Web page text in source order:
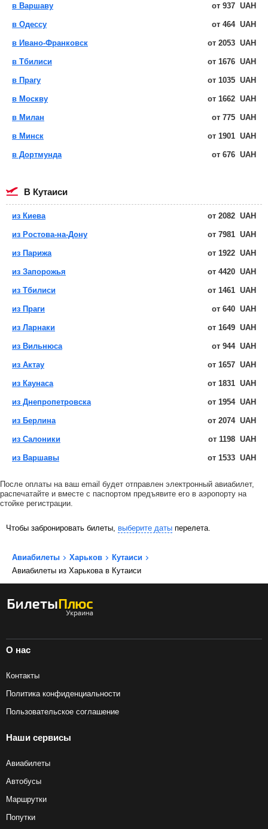
в Варшаву от 937 UAH
в Одессу от 464 UAH
в Ивано-Франковск от 2053 UAH
в Тбилиси от 1676 UAH
в Прагу от 1035 UAH
в Москву от 1662 UAH
в Милан от 775 UAH
в Минск от 1901 UAH
в Дортмунда от 676 UAH
в Кутаиси
из Киева от 2082 UAH
из Ростова-на-Дону от 7981 UAH
из Парижа от 1922 UAH
из Запорожья от 4420 UAH
из Тбилиси от 1461 UAH
из Праги от 640 UAH
из Ларнаки от 1649 UAH
из Вильнюса от 944 UAH
из Актау от 1657 UAH
из Каунаса от 1831 UAH
из Днепропетровска от 1954 UAH
из Берлина от 2074 UAH
из Салоники от 1198 UAH
из Варшавы от 1533 UAH
После оплаты на ваш email будет отправлен электронный авиабилет,
распечатайте и вместе с паспортом предъявите его в аэропорту на
стойке регистрации.
Чтобы забронировать билеты, выберите даты перелета.
Авиабилеты Харьков
Кутаиси
Авиабилеты из Харькова в Кутаиси
О нас
Контакты
Политика конфиденциальности
Пользовательское соглашение
Наши сервисы
Авиабилеты
Автобусы
Маршрутки
Попутки